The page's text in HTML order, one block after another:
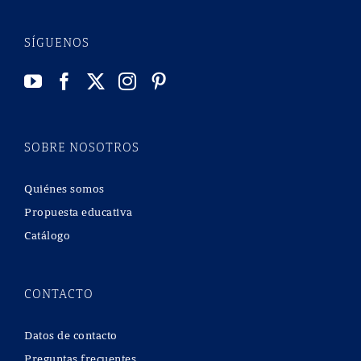
SÍGUENOS
SOBRE NOSOTROS
Quiénes somos
Propuesta educativa
Catálogo
CONTACTO
Datos de contacto